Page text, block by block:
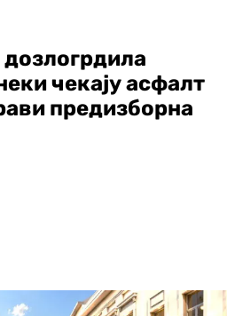
чекају асфалт
предизборна